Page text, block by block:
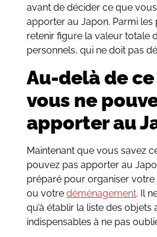
avant de décider ce que
apporter au Japon. Parmi les
retenir figure la valeur totale
personnels, qui ne doit pas
Au-delà de
vous ne
apporter au
Maintenant que vous savez
pouvez pas apporter au
préparé pour organiser votre
ou votre déménagement. Il
qu’à établir la liste des objets
indispensables à ne pas